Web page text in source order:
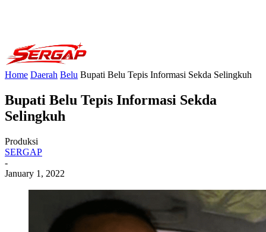
Home Daerah Belu Bupati Belu Tepis Informasi Sekda Selingkuh
Bupati Belu Tepis Informasi Sekda
Selingkuh
Produksi
SERGAP
-
January 1, 2022